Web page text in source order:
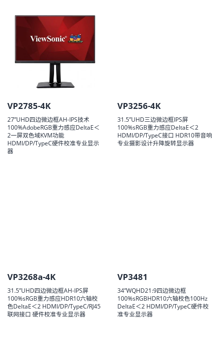
VP2785-4K
27”UHD四边微边框AH-IPS技术
100%AdobeRGB重力感应DeltaE＜
2一屏双色域KVM功能
HDMI/DP/TypeC硬件校准专业显示
器
VP3256-4K
31.5”UHD三边微边框IPS屏
100%sRGB重力感应DeltaE＜2
HDMI/DP/TypeC接口 HDR10带音响
专业摄影设计升降旋转显示器
VP3268a-4K
31.5”UHD四边微边框AH-IPS屏
100%sRGB重力感应HDR10六轴校
色DeltaE＜2 HDMI/DP/TypeC/RJ45
联网接口 硬件校准专业显示器
VP3481
34”WQHD21:9四边微边框
100%sRGBHDR10六轴校色100Hz
DeltaE＜2 HDMI/DP/TypeC硬件校
准专业显示器